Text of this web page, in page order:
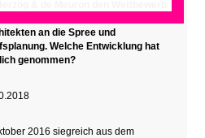
an die Spree und
Welche Entwicklung hat
genommen?
2016 siegreich aus dem